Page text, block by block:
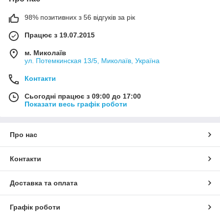
98% позитивних з 56 відгуків за рік
Працює з 19.07.2015
м. Миколаїв
ул. Потемкинская 13/5, Миколаїв, Україна
Контакти
Сьогодні працює з 09:00 до 17:00
Показати весь графік роботи
Про нас
Контакти
Доставка та оплата
Графік роботи